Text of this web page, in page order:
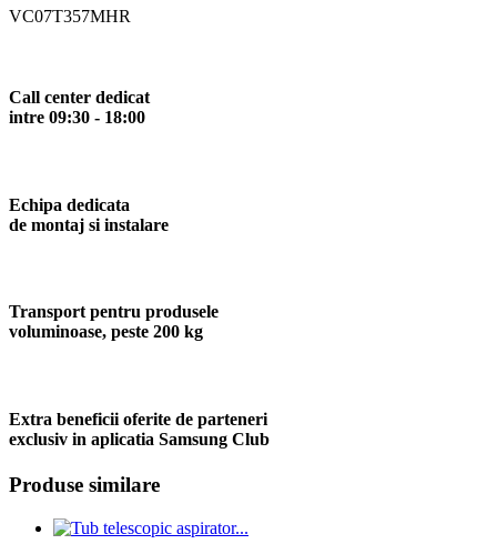
VC07T357MHR
Call center dedicat
intre 09:30 - 18:00
Echipa dedicata
de montaj si instalare
Transport pentru produsele
voluminoase, peste 200 kg
Extra beneficii oferite de parteneri
exclusiv in aplicatia Samsung Club
Produse similare